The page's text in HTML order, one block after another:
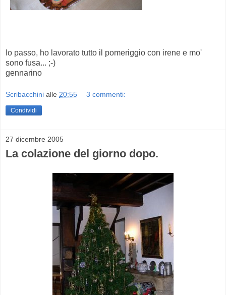
Io passo, ho lavorato tutto il pomeriggio con irene e mo'
sono fusa... ;-)
gennarino
Scribacchini alle 20:55 3 commenti:
Condividi
27 dicembre 2005
La colazione del giorno dopo.